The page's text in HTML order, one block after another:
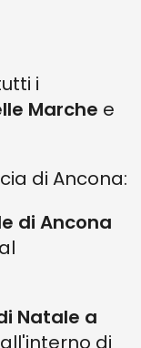
i
Marche e
di Ancona:
di Ancona
Natale a
di